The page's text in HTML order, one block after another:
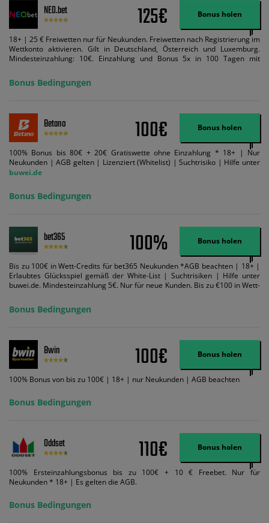
NEO.bet 125€ Bonus holen
18+ | 25 € Freiwetten nur für Neukunden. Freiwetten nach Registrierung im
Wettkonto aktivieren. Gilt in Deutschland, Österreich und Luxemburg.
Mindesteinzahlung: 10€. Einzahlung und Bonus 5x in 100 Tagen mit
Bedingungen können geändert werden. AGB gelten. Lizenziert; Hilfe bei
Suchtrisiken: buwei.de.
Bonus Bedingungen
Betano 100€ Bonus holen
100% Bonus bis 80€ + 20€ Gratiswette ohne Einzahlung * 18+ | Nur
Neukunden | AGB gelten | Lizenziert (Whitelist) | Suchtrisiko | Hilfe unter
buwei.de
Bonus Bedingungen
bet365 100% Bonus holen
Bis zu 100€ in Wett-Credits für bet365 Neukunden *AGB beachten | 18+ |
Erlaubtes Glücksspiel gemäß der White-List | Suchtrisiken | Hilfe unter
buwei.de. Mindesteinzahlung 5€. Nur für neue Kunden. Bis zu €100 in Wett-
ein und wir geben Ihnen die entsprechende qualifizierende Einzahlung in
Wett-Credits, wenn Sie qualifizierende Wetten im gleichen Wert platzieren
Wett-Credits aus. Es gelten die AGB, Zeitlimits und Ausnahmen. Der Bonus-
Code VIPANGEBOT kann während der Anmeldung benutzt werden, jedoch
ändert dies den Angebotsbetrag in keinster Weise.
Bonus Bedingungen
Bwin 100€ Bonus holen
100% Bonus von bis zu 100€ | 18+ | nur Neukunden | AGB beachten
Bonus Bedingungen
Oddset 110€ Bonus holen
100% Ersteinzahlungsbonus bis zu 100€ + 10 € Freebet. Nur für
Neukunden * 18+ | Es gelten die AGB.
Bonus Bedingungen